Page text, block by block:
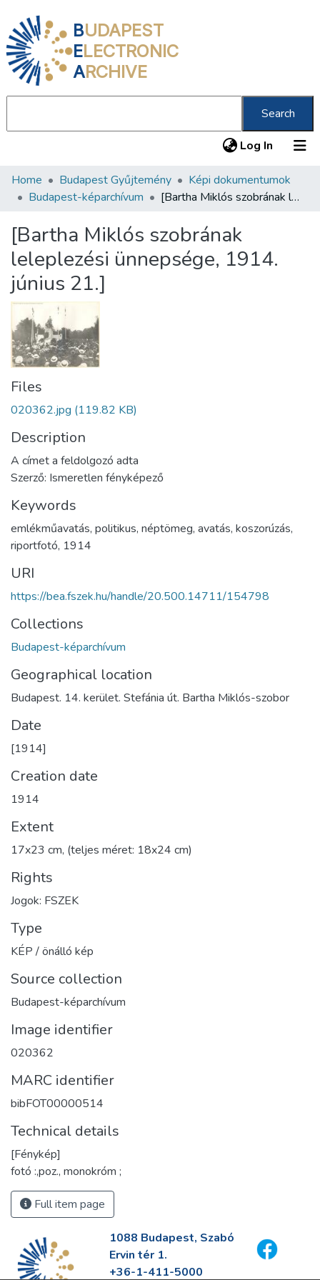
BUDAPEST
ELECTRONIC
ARCHIVE
Search
Log In (current)
Communities & Collections
Statistics
About us
Home Budapest Gyűjtemény
Képi dokumentumok
Budapest-képarchívum
[Bartha Miklós szobrának leleplezési ünnepsége, 1914. június 21.]
[Bartha Miklós szobrának
leleplezési ünnepsége, 1914.
június 21.]
Files
020362.jpg (119.82 KB)
Description
A címet a feldolgozó adta
Szerző: Ismeretlen fényképező
Keywords
emlékműavatás, politikus, néptömeg, avatás, koszorúzás,
riportfotó, 1914
URI
https://bea.fszek.hu/handle/20.500.14711/154798
Collections
Budapest-képarchívum
Geographical location
Budapest. 14. kerület. Stefánia út. Bartha Miklós-szobor
Date
[1914]
Creation date
1914
Extent
17x23 cm, (teljes méret: 18x24 cm)
Rights
Jogok: FSZEK
Type
KÉP / önálló kép
Source collection
Budapest-képarchívum
Image identifier
020362
MARC identifier
bibFOT00000514
Technical details
[Fénykép]
fotó :,poz., monokróm ;
Full item page
1088 Budapest, Szabó
Ervin tér 1.
+36-1-411-5000